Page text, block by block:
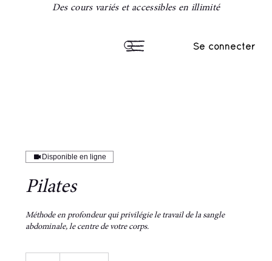
Des cours variés et accessibles en illimité
Se connecter
Disponible en ligne
Pilates
Méthode en profondeur qui privilégie le travail de la sangle
abdominale, le centre de votre corps.